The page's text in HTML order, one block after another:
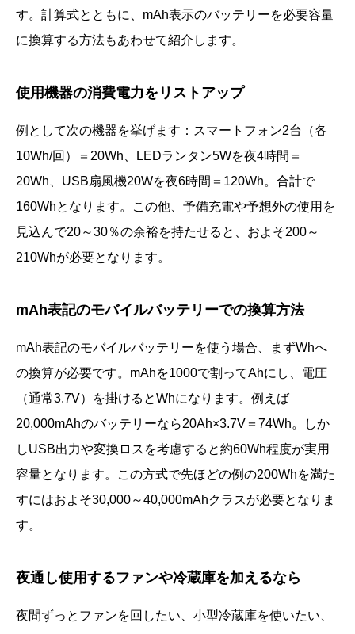
す。計算式とともに、mAh表示のバッテリーを必要容量
に換算する方法もあわせて紹介します。
使用機器の消費電力をリストアップ
例として次の機器を挙げます：スマートフォン2台（各
10Wh/回）＝20Wh、LEDランタン5Wを夜4時間＝
20Wh、USB扇風機20Wを夜6時間＝120Wh。合計で
160Whとなります。この他、予備充電や予想外の使用を
見込んで20～30％の余裕を持たせると、およそ200～
210Whが必要となります。
mAh表記のモバイルバッテリーでの換算方法
mAh表記のモバイルバッテリーを使う場合、まずWhへ
の換算が必要です。mAhを1000で割ってAhにし、電圧
（通常3.7V）を掛けるとWhになります。例えば
20,000mAhのバッテリーなら20Ah×3.7V＝74Wh。しか
しUSB出力や変換ロスを考慮すると約60Wh程度が実用
容量となります。この方式で先ほどの例の200Whを満た
すにはおよそ30,000～40,000mAhクラスが必要となりま
す。
夜通し使用するファンや冷蔵庫を加えるなら
夜間ずっとファンを回したい、小型冷蔵庫を使いたい、